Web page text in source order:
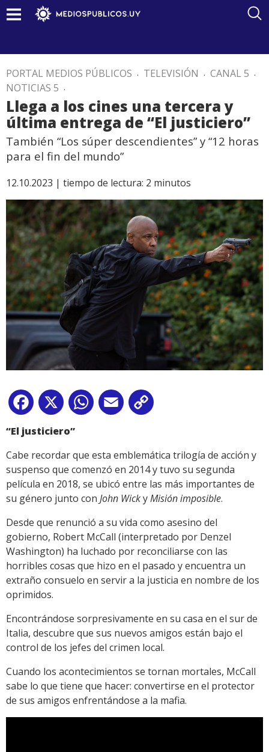
PORTAL MEDIOS PÚBLICOS . TELEVISIÓN . CANAL 5 .
NOTICIAS 5 .
Llega a los cines una tercera y
última entrega de “El justiciero”
También “Los súper descendientes” y “12 horas
para el fin del mundo”
12.10.2023 | tiempo de lectura: 2 minutos
Facebook
X WhatsApp
Email
“El justiciero”
Cabe recordar que esta emblemática trilogía de acción y
suspenso que comenzó en 2014 y tuvo su segunda
película en 2018, se ubicó entre las más importantes de
su género junto con John WickyMisión imposible.
Desde que renunció a su vida como asesino del
gobierno, Robert McCall (interpretado por Denzel
Washington) ha luchado por reconciliarse con las
horribles cosas que hizo en el pasado y encuentra un
extraño consuelo en servir a la justicia en nombre de los
oprimidos.
Encontrándose sorpresivamente en su casa en el sur de
Italia, descubre que sus nuevos amigos están bajo el
control de los jefes del crimen local.
Cuando los acontecimientos se tornan mortales, McCall
sabe lo que tiene que hacer: convertirse en el protector
de sus amigos enfrentándose a la mafia.